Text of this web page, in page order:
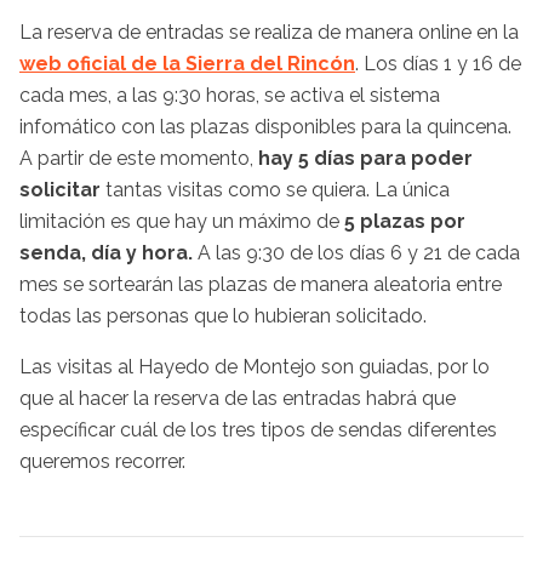
La reserva de entradas se realiza de manera online en la
web oficial de la Sierra del Rincón. Los días 1 y 16 de
cada mes, a las 9:30 horas, se activa el sistema
infomático con las plazas disponibles para la quincena.
A partir de este momento, hay 5 días para poder
solicitar tantas visitas como se quiera. La única
limitación es que hay un máximo de 5 plazas por
senda, día y hora. A las 9:30 de los días 6 y 21 de cada
mes se sortearán las plazas de manera aleatoria entre
todas las personas que lo hubieran solicitado.
Las visitas al Hayedo de Montejo son guiadas, por lo
que al hacer la reserva de las entradas habrá que
específicar cuál de los tres tipos de sendas diferentes
queremos recorrer.